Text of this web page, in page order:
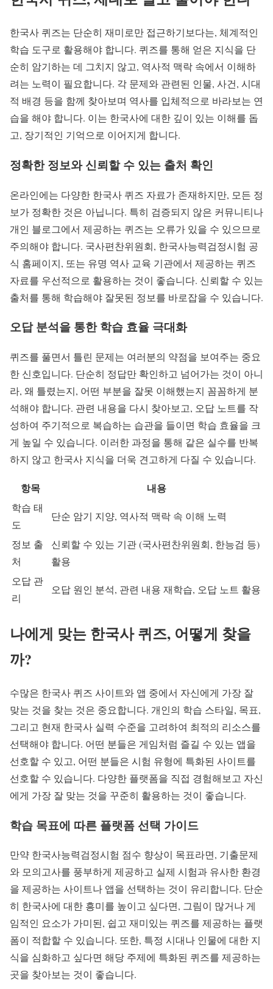
한국사 퀴즈는 단순히 재미로만 접근하기보다는, 체계적인
학습 도구로 활용해야 합니다. 퀴즈를 통해 얻은 지식을 단
순히 암기하는 데 그치지 않고, 역사적 맥락 속에서 이해하
려는 노력이 필요합니다. 각 문제와 관련된 인물, 사건, 시대
적 배경 등을 함께 찾아보며 역사를 입체적으로 바라보는 연
습을 해야 합니다. 이는 한국사에 대한 깊이 있는 이해를 돕
고, 장기적인 기억으로 이어지게 합니다.
정확한 정보와 신뢰할 수 있는 출처 확인
온라인에는 다양한 한국사 퀴즈 자료가 존재하지만, 모든 정
보가 정확한 것은 아닙니다. 특히 검증되지 않은 커뮤니티나
개인 블로그에서 제공하는 퀴즈는 오류가 있을 수 있으므로
주의해야 합니다. 국사편찬위원회, 한국사능력검정시험 공
식 홈페이지, 또는 유명 역사 교육 기관에서 제공하는 퀴즈
자료를 우선적으로 활용하는 것이 좋습니다. 신뢰할 수 있는
출처를 통해 학습해야 잘못된 정보를 바로잡을 수 있습니다.
오답 분석을 통한 학습 효율 극대화
퀴즈를 풀면서 틀린 문제는 여러분의 약점을 보여주는 중요
한 신호입니다. 단순히 정답만 확인하고 넘어가는 것이 아니
라, 왜 틀렸는지, 어떤 부분을 잘못 이해했는지 꼼꼼하게 분
석해야 합니다. 관련 내용을 다시 찾아보고, 오답 노트를 작
성하여 주기적으로 복습하는 습관을 들이면 학습 효율을 크
게 높일 수 있습니다. 이러한 과정을 통해 같은 실수를 반복
하지 않고 한국사 지식을 더욱 견고하게 다질 수 있습니다.
항목 내용
학습 태
도
단순 암기 지양, 역사적 맥락 속 이해 노력
정보 출
처
신뢰할 수 있는 기관 (국사편찬위원회, 한능검 등)
활용
오답 관
리
오답 원인 분석, 관련 내용 재학습, 오답 노트 활용
나에게 맞는 한국사 퀴즈, 어떻게 찾을
까?
수많은 한국사 퀴즈 사이트와 앱 중에서 자신에게 가장 잘
맞는 것을 찾는 것은 중요합니다. 개인의 학습 스타일, 목표,
그리고 현재 한국사 실력 수준을 고려하여 최적의 리소스를
선택해야 합니다. 어떤 분들은 게임처럼 즐길 수 있는 앱을
선호할 수 있고, 어떤 분들은 시험 유형에 특화된 사이트를
선호할 수 있습니다. 다양한 플랫폼을 직접 경험해보고 자신
에게 가장 잘 맞는 것을 꾸준히 활용하는 것이 좋습니다.
학습 목표에 따른 플랫폼 선택 가이드
만약 한국사능력검정시험 점수 향상이 목표라면, 기출문제
와 모의고사를 풍부하게 제공하고 실제 시험과 유사한 환경
을 제공하는 사이트나 앱을 선택하는 것이 유리합니다. 단순
히 한국사에 대한 흥미를 높이고 싶다면, 그림이 많거나 게
임적인 요소가 가미된, 쉽고 재미있는 퀴즈를 제공하는 플랫
폼이 적합할 수 있습니다. 또한, 특정 시대나 인물에 대한 지
식을 심화하고 싶다면 해당 주제에 특화된 퀴즈를 제공하는
곳을 찾아보는 것이 좋습니다.